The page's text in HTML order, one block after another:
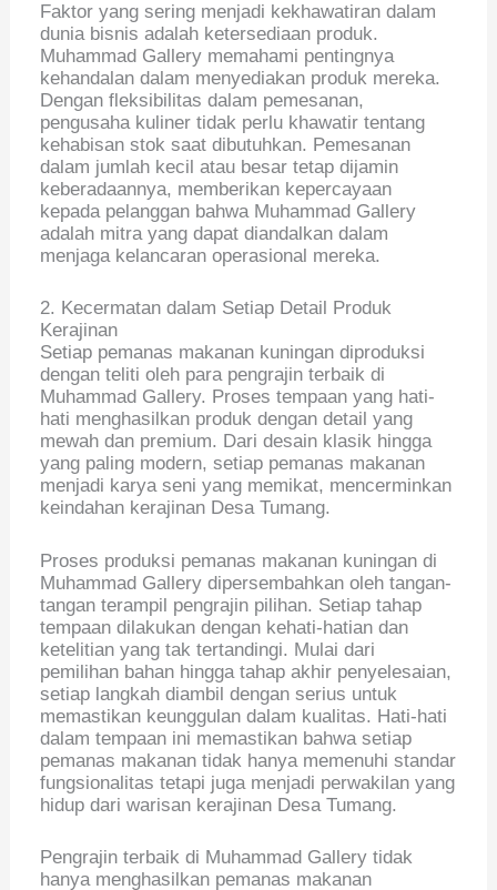
Faktor yang sering menjadi kekhawatiran dalam
dunia bisnis adalah ketersediaan produk.
Muhammad Gallery memahami pentingnya
kehandalan dalam menyediakan produk mereka.
Dengan fleksibilitas dalam pemesanan,
pengusaha kuliner tidak perlu khawatir tentang
kehabisan stok saat dibutuhkan. Pemesanan
dalam jumlah kecil atau besar tetap dijamin
keberadaannya, memberikan kepercayaan
kepada pelanggan bahwa Muhammad Gallery
adalah mitra yang dapat diandalkan dalam
menjaga kelancaran operasional mereka.
2. Kecermatan dalam Setiap Detail Produk
Kerajinan
Setiap pemanas makanan kuningan diproduksi
dengan teliti oleh para pengrajin terbaik di
Muhammad Gallery. Proses tempaan yang hati-
hati menghasilkan produk dengan detail yang
mewah dan premium. Dari desain klasik hingga
yang paling modern, setiap pemanas makanan
menjadi karya seni yang memikat, mencerminkan
keindahan kerajinan Desa Tumang.
Proses produksi pemanas makanan kuningan di
Muhammad Gallery dipersembahkan oleh tangan-
tangan terampil pengrajin pilihan. Setiap tahap
tempaan dilakukan dengan kehati-hatian dan
ketelitian yang tak tertandingi. Mulai dari
pemilihan bahan hingga tahap akhir penyelesaian,
setiap langkah diambil dengan serius untuk
memastikan keunggulan dalam kualitas. Hati-hati
dalam tempaan ini memastikan bahwa setiap
pemanas makanan tidak hanya memenuhi standar
fungsionalitas tetapi juga menjadi perwakilan yang
hidup dari warisan kerajinan Desa Tumang.
Pengrajin terbaik di Muhammad Gallery tidak
hanya menghasilkan pemanas makanan